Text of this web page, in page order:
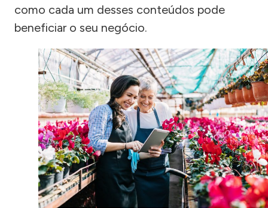
como cada um desses conteúdos pode
beneficiar o seu negócio.